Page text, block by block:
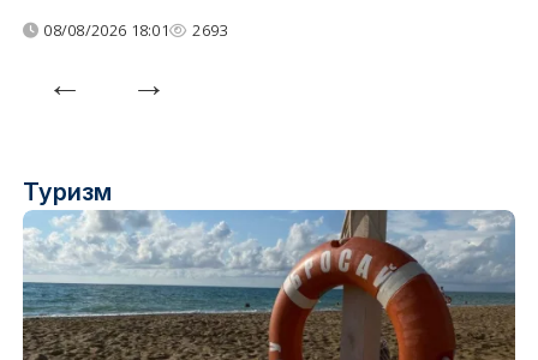
08/08/2026 18:01 2693
Туризм